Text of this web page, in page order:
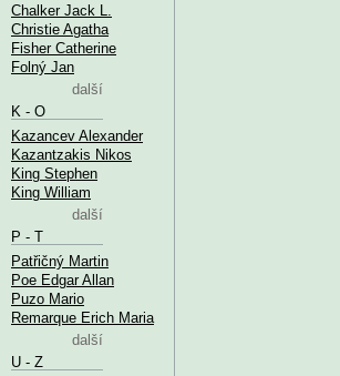
Chalker Jack L.
Christie Agatha
Fisher Catherine
Folný Jan
další
K - O
Kazancev Alexander
Kazantzakis Nikos
King Stephen
King William
další
P - T
Patřičný Martin
Poe Edgar Allan
Puzo Mario
Remarque Erich Maria
další
U - Z